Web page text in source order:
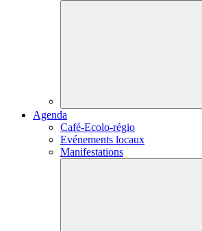
Agenda
Café-Ecolo-régio
Evénements locaux
Manifestations